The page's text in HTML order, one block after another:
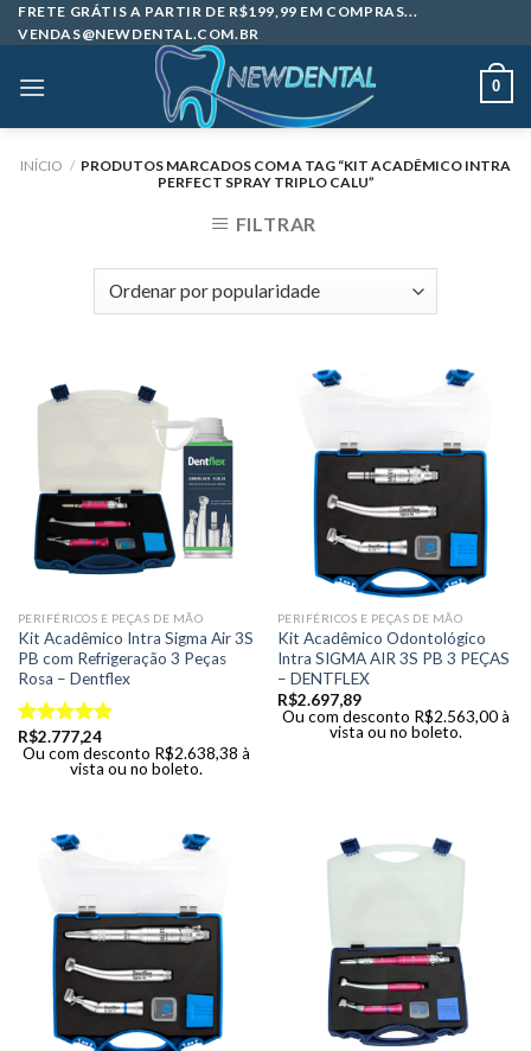
Skip
to
FRETE GRÁTIS A PARTIR DE R$199,99 EM COMPRAS...
VENDAS@NEWDENTAL.COM.BR
0
INÍCIO / PRODUTOS MARCADOS COM A TAG “KIT ACADÊMICO INTRA
PERFECT SPRAY TRIPLO CALU”
FILTRAR
PERIFÉRICOS E PEÇAS DE MÃO
Kit Acadêmico Intra Sigma Air 3S
PB com Refrigeração 3 Peças
Rosa – Dentflex
Avaliação
5.00de 5
R$2.777,24
Ou com desconto R$2.638,38 à
vista ou no boleto.
PERIFÉRICOS E PEÇAS DE MÃO
Kit Acadêmico Odontológico
Intra SIGMA AIR 3S PB 3 PEÇAS
– DENTFLEX
R$2.697,89
Ou com desconto R$2.563,00 à
vista ou no boleto.